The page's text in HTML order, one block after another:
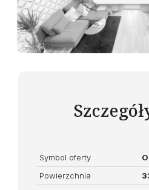
Symbol oferty
Powierzchnia